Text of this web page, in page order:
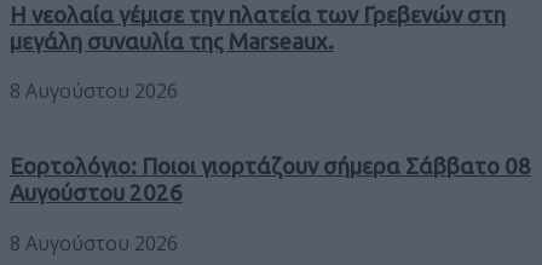
Η νεολαία γέμισε την πλατεία των Γρεβενών στη
μεγάλη συναυλία της Marseaux.
8 Αυγούστου 2026
Εορτολόγιο: Ποιοι γιορτάζουν σήμερα Σάββατο 08
Αυγούστου 2026
8 Αυγούστου 2026